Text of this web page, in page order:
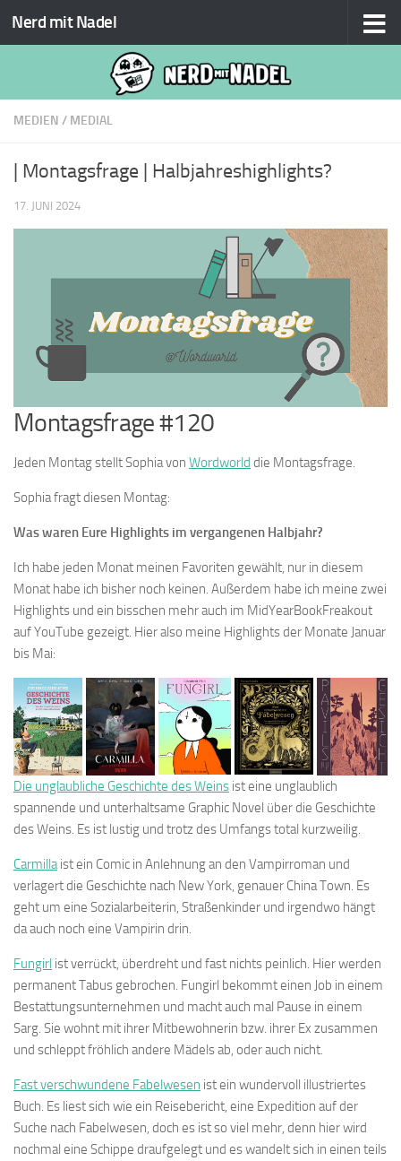
Zum Inhalt springen
Nerd mit Nadel
MEDIEN / MEDIAL
| Montagsfrage | Halbjahreshighlights?
17. JUNI 2024
Montagsfrage #120
Jeden Montag stellt Sophia von Wordworld die Montagsfrage.
Sophia fragt diesen Montag:
Was waren Eure Highlights im vergangenen Halbjahr?
Ich habe jeden Monat meinen Favoriten gewählt, nur in diesem
Monat habe ich bisher noch keinen. Außerdem habe ich meine zwei
Highlights und ein bisschen mehr auch im MidYearBookFreakout
auf YouTube gezeigt. Hier also meine Highlights der Monate Januar
bis Mai:
Die unglaubliche Geschichte des Weins ist eine unglaublich
spannende und unterhaltsame Graphic Novel über die Geschichte
des Weins. Es ist lustig und trotz des Umfangs total kurzweilig.
Carmilla ist ein Comic in Anlehnung an den Vampirroman und
verlagert die Geschichte nach New York, genauer China Town. Es
geht um eine Sozialarbeiterin, Straßenkinder und irgendwo hängt
da auch noch eine Vampirin drin.
Fungirl ist verrückt, überdreht und fast nichts peinlich. Hier werden
permanent Tabus gebrochen. Fungirl bekommt einen Job in einem
Bestattungsunternehmen und macht auch mal Pause in einem
Sarg. Sie wohnt mit ihrer Mitbewohnerin bzw. ihrer Ex zusammen
und schleppt fröhlich andere Mädels ab, oder auch nicht.
Fast verschwundene Fabelwesen ist ein wundervoll illustriertes
Buch. Es liest sich wie ein Reisebericht, eine Expedition auf der
Suche nach Fabelwesen, doch es ist so viel mehr, denn hier wird
nochmal eine Schippe draufgelegt und es wandelt sich in einen teils